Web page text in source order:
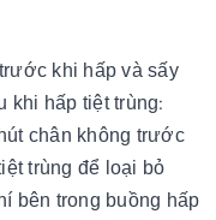
khi hấp và sấy
khi hấp tiệt trùng:
chân không trước
trùng để loại bỏ
bên trong buồng hấp